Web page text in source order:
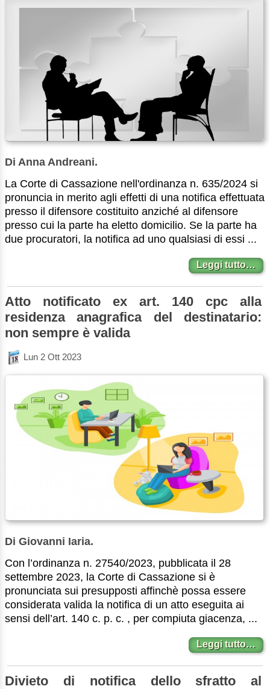
Di Anna Andreani.
La Corte di Cassazione nell'ordinanza n. 635/2024 si
pronuncia in merito agli effetti di una notifica effettuata
presso il difensore costituito anziché al difensore
presso cui la parte ha eletto domicilio. Se la parte ha
due procuratori, la notifica ad uno qualsiasi di essi ...
Leggi tutto…
Atto notificato ex art. 140 cpc alla
residenza anagrafica del destinatario:
non sempre è valida
Lun 2 Ott 2023
Di Giovanni Iaria.
Con l’ordinanza n. 27540/2023, pubblicata il 28
settembre 2023, la Corte di Cassazione si è
pronunciata sui presupposti affinchè possa essere
considerata valida la notifica di un atto eseguita ai
sensi dell’art. 140 c. p. c. , per compiuta giacenza, ...
Leggi tutto…
Divieto di notifica dello sfratto al